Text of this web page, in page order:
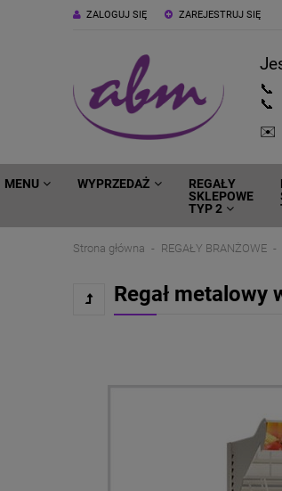
ZAREJESTRUJ SIĘ
ZALOGUJ SIĘ
📞
📞
✉️
MENU WYPRZEDAŻ
REGAŁY
SKLEPOWE
TYP 2
Strona główna REGAŁY BRANŻOWE
Regał metalowy